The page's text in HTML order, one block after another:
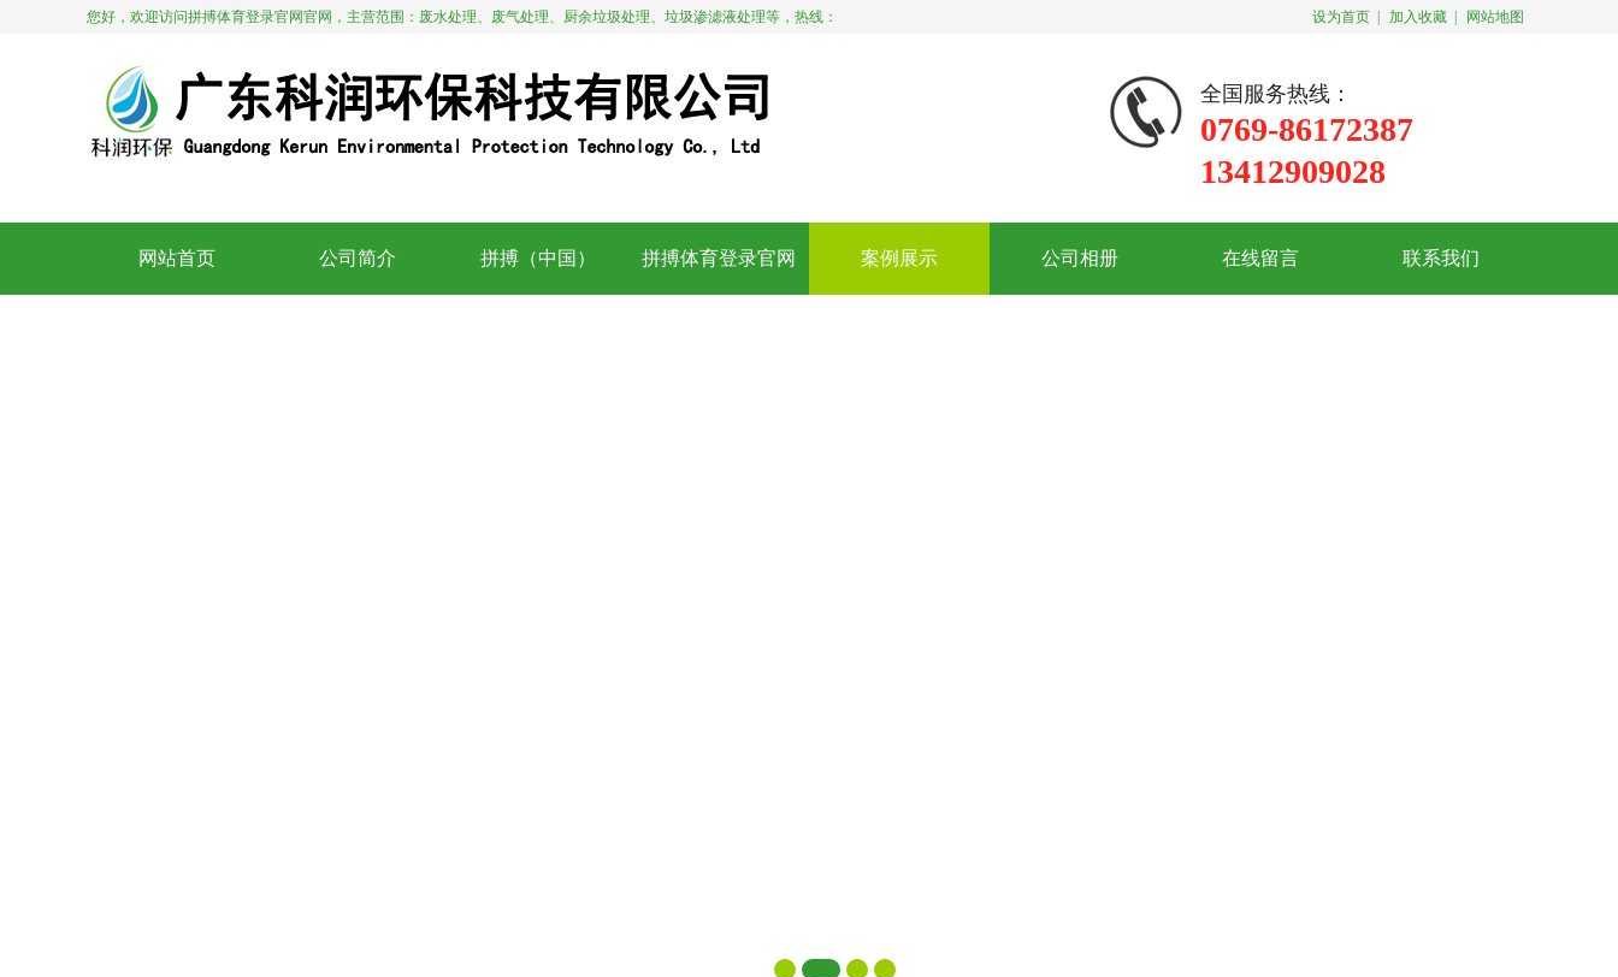
您好，欢迎访问拼搏体育登录官网官网，主营范围：废水处理、废气处理、厨余垃圾处理、垃圾渗滤液处理等，热线：
设为首页 加入收藏 网站地图
全国服务热线：
0769-86172387
13412909028
网站首页 公司简介 拼搏（中国） 拼搏体育登录官网 案例展示 公司相册 在线留言 联系我们